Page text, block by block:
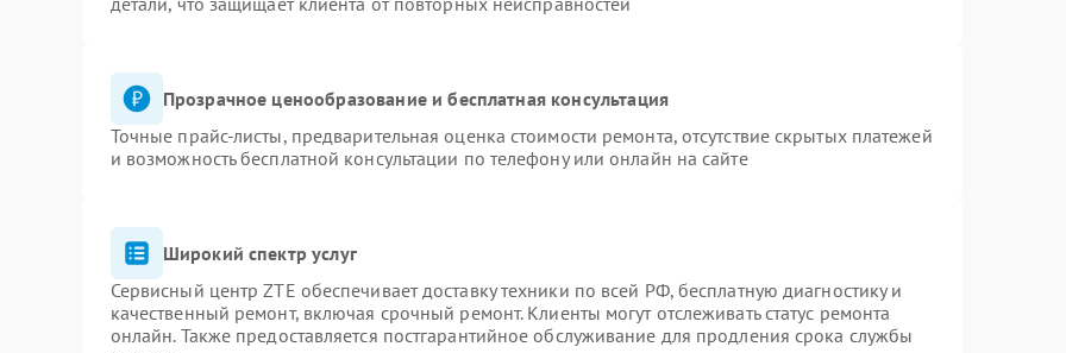
Прозрачное ценообразование и бесплатная консультация
Точные прайс-листы, предварительная оценка стоимости ремонта, отсутствие скрытых платежей
и возможность бесплатной консультации по телефону или онлайн на сайте
Широкий спектр услуг
Сервисный центр ZTE обеспечивает доставку техники по всей РФ, бесплатную диагностику и
качественный ремонт, включая срочный ремонт. Клиенты могут отслеживать статус ремонта
онлайн. Также предоставляется постгарантийное обслуживание для продления срока службы